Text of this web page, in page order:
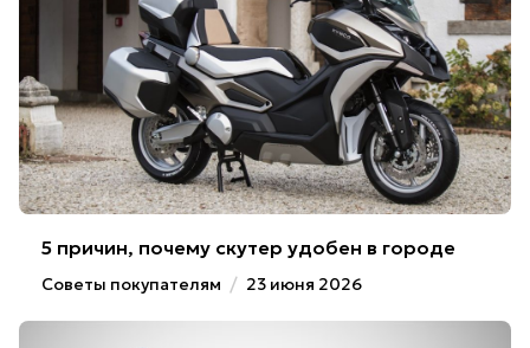
5 причин, почему скутер удобен в городе
Советы покупателям / 23 июня 2026